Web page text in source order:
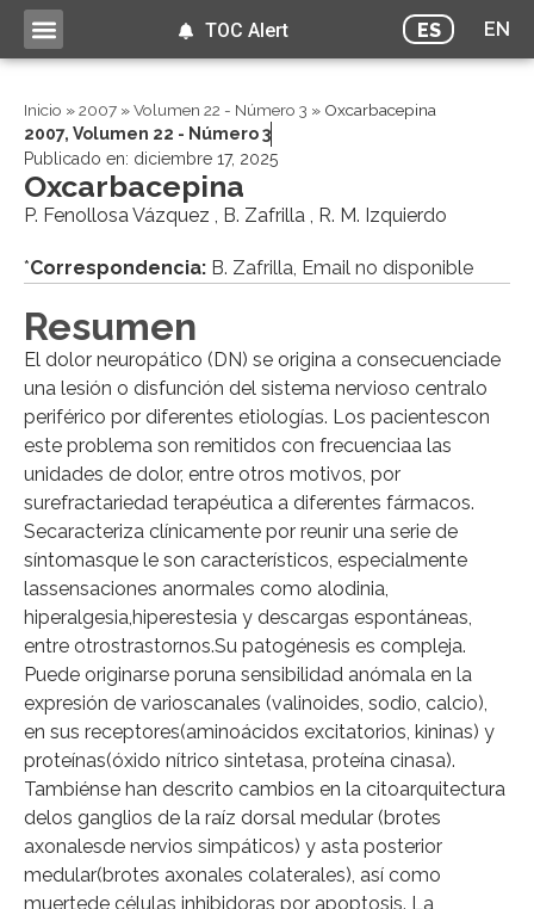
ES EN
TOC Alert
Inicio »2007 »Volumen 22 - Número 3 » Oxcarbacepina
2007, Volumen 22 - Número 3
Publicado en: diciembre 17, 2025
Oxcarbacepina
P. Fenollosa Vázquez , B. Zafrilla , R. M. Izquierdo
*Correspondencia: B. Zafrilla, Email no disponible
Resumen
El dolor neuropático (DN) se origina a consecuenciade
una lesión o disfunción del sistema nervioso centralo
periférico por diferentes etiologías. Los pacientescon
este problema son remitidos con frecuenciaa las
unidades de dolor, entre otros motivos, por
surefractariedad terapéutica a diferentes fármacos.
Secaracteriza clínicamente por reunir una serie de
síntomasque le son característicos, especialmente
lassensaciones anormales como alodinia,
hiperalgesia,hiperestesia y descargas espontáneas,
entre otrostrastornos.Su patogénesis es compleja.
Puede originarse poruna sensibilidad anómala en la
expresión de varioscanales (valinoides, sodio, calcio),
en sus receptores(aminoácidos excitatorios, kininas) y
proteínas(óxido nítrico sintetasa, proteína cinasa).
Tambiénse han descrito cambios en la citoarquitectura
delos ganglios de la raíz dorsal medular (brotes
axonalesde nervios simpáticos) y asta posterior
medular(brotes axonales colaterales), así como
muertede células inhibidoras por apoptosis. La